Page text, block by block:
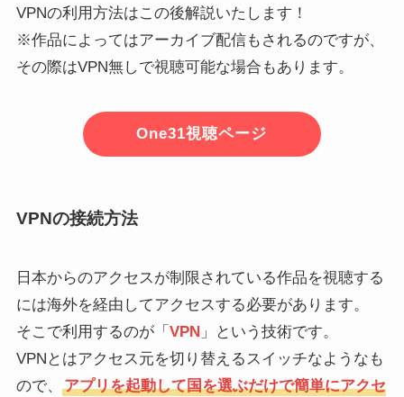
VPNの利用方法はこの後解説いたします！
※作品によってはアーカイブ配信もされるのですが、
その際はVPN無しで視聴可能な場合もあります。
One31視聴ページ
VPNの接続方法
日本からのアクセスが制限されている作品を視聴する
には海外を経由してアクセスする必要があります。
そこで利用するのが「 VPN」という技術です。
VPNとはアクセス元を切り替えるスイッチなようなも
ので、
アプリを起動して国を選ぶだけで簡単にアクセ